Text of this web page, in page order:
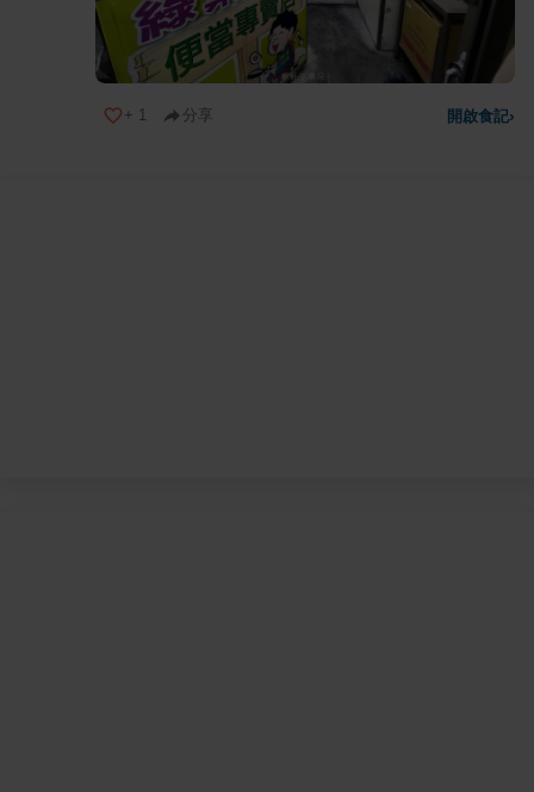
+ 1 分享 開啟食記›